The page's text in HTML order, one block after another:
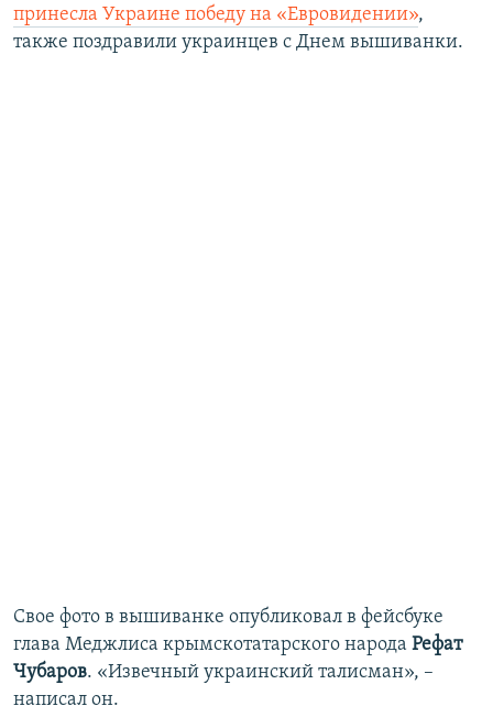
принесла Украине победу на «Евровидении»,
также поздравили украинцев с Днем вышиванки.
Свое фото в вышиванке опубликовал в фейсбуке
глава Меджлиса крымскотатарского народа Рефат
Чубаров. «Извечный украинский талисман», –
написал он.